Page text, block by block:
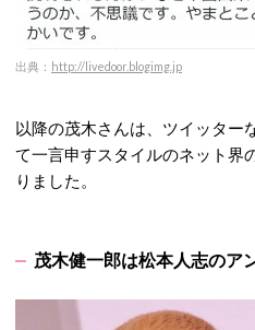
出典： http://livedoor.blogimg.jp
以降の茂木さんは、ツイッター
て一言申すスタイルのネット界
りました。
茂木健一郎は松本人志のア